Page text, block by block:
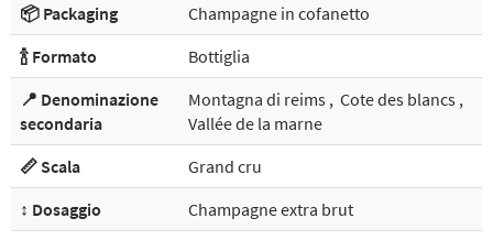
📦 Packaging
Champagne in cofanetto
🍾 Formato
Bottiglia
📍 Denominazione
secondaria
Montagna di reims , Cote des blancs ,
Vallée de la marne
📏 Scala
Grand cru
↕️ Dosaggio
Champagne extra brut